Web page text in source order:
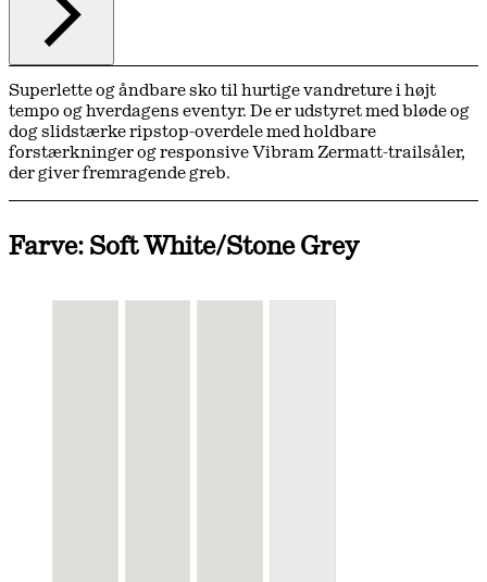
Superlette og åndbare sko til hurtige vandreture i højt
tempo og hverdagens eventyr. De er udstyret med bløde og
dog slidstærke ripstop-overdele med holdbare
forstærkninger og responsive Vibram Zermatt-trailsåler,
der giver fremragende greb.
Farve: Soft White/Stone Grey